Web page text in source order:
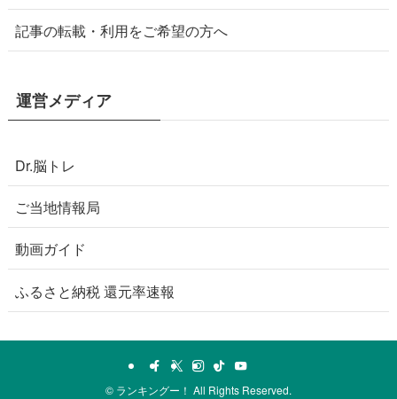
記事の転載・利用をご希望の方へ
運営メディア
Dr.脳トレ
ご当地情報局
動画ガイド
ふるさと納税 還元率速報
© ランキングー！ All Rights Reserved.